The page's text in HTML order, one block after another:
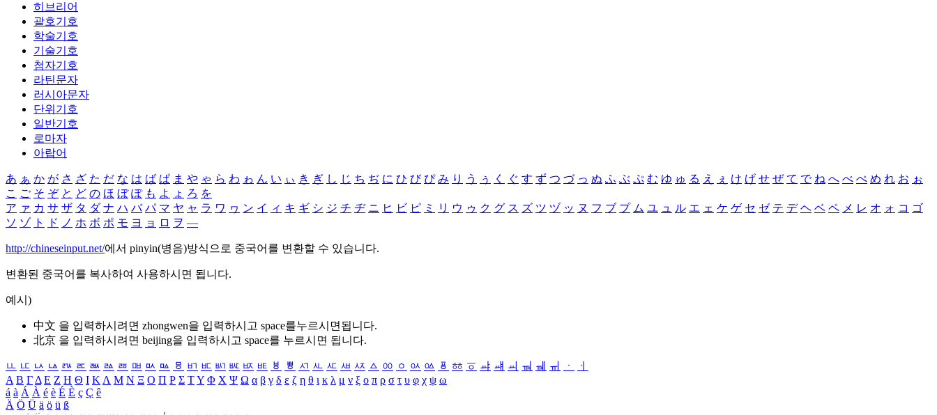
히브리어
괄호기호
학술기호
기술기호
첨자기호
라틴문자
러시아문자
단위기호
일반기호
로마자
아랍어
あ ぁ か が さ ざ た だ な は ば ぱ ま や ゃ ら わ ゎ ん い ぃ き ぎ し じ ち ぢ に ひ び ぴ み り う ぅ く ぐ す ず つ づ っ ぬ ふ ぶ ぷ む ゆ ゅ る え ぇ け げ せ ぜ て で ね へ べ ぺ め れ お ぉ
こ ご そ ぞ と ど の ほ ぼ ぽ も よ ょ ろ を
ア ァ カ サ ザ タ ダ ナ ハ バ パ マ ヤ ャ ラ ワ ヮ ン イ ィ キ ギ シ ジ チ ヂ ニ ヒ ビ ピ ミ リ ウ ゥ ク グ ス ズ ツ ヅ ッ ヌ フ ブ プ ム ユ ュ ル エ ェ ケ ゲ セ ゼ テ デ ヘ ベ ペ メ レ オ ォ コ ゴ
ソ ゾ ト ド ノ ホ ボ ポ モ ヨ ョ ロ ヲ ―
http://chineseinput.net/에서 pinyin(병음)방식으로 중국어를 변환할 수 있습니다.
변환된 중국어를 복사하여 사용하시면 됩니다.
예시)
中文 을 입력하시려면 zhongwen을 입력하시고 space를누르시면됩니다.
北京 을 입력하시려면 beijing을 입력하시고 space를 누르시면 됩니다.
ㅥ ㅦ ㅧ ㅨ ㅩ ㅪ ㅫ ㅬ ㅭ ㅮ ㅯ ㅰ ㅱ ㅲ ㅳ ㅴ ㅵ ㅶ ㅷ ㅸ ㅹ ㅺ ㅻ ㅼ ㅽ ㅾ ㅿ ㆀ ㆁ ㆂ ㆃ ㆄ ㆅ ㆆ ㆇ ㆈ ㆉ ㆊ ㆋ ㆌ ㆍ
ㆎ
Α Β ΓΔ Ε Ζ Η Θ Ι ΚΛ Μ Ν Ξ Ο Π Ρ Σ ΤΥ Φ Χ Ψ Ω α β γ δ ε ζ η θ ι κ λ μ ν ξ ο π ρ σ τ υ φ χ ψ ω
á à Á À é è É È ç Ç ê
Ä Ö Ü ä ö ü ß